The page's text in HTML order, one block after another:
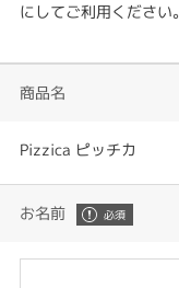
にしてご利用ください。
商品名
Pizzica ピッチカ
お名前